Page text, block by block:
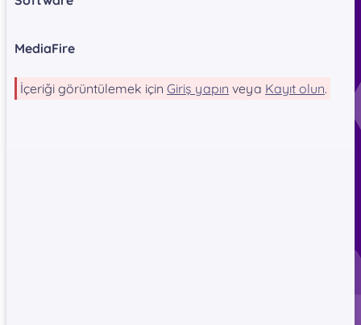
MediaFire
İçeriği görüntülemek için Giriş yapın veya Kayıt olun.